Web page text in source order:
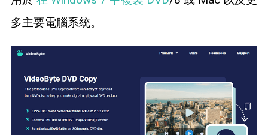
多主要電腦系統。